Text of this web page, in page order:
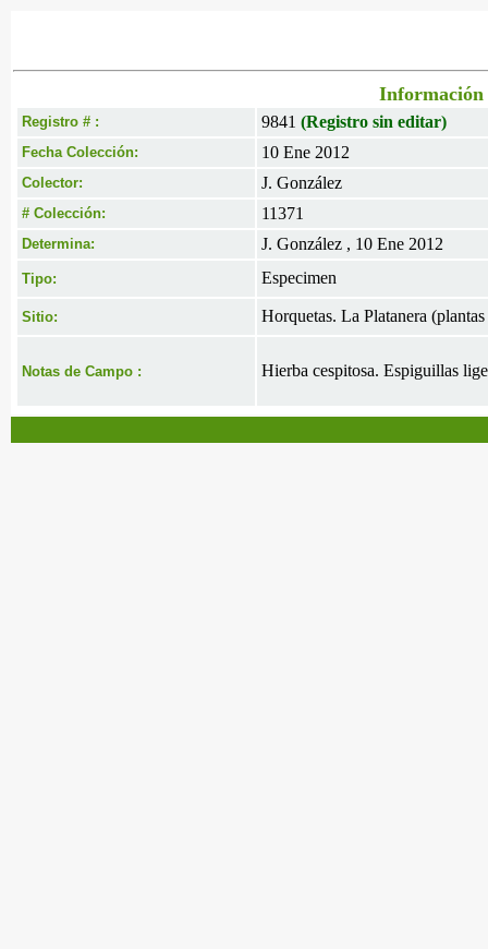
Información
Registro # : 9841 (Registro sin editar)
Fecha Colección: 10 Ene 2012
Colector: J. González
# Colección: 11371
Determina: J. González , 10 Ene 2012
Tipo: Especimen
Sitio: Horquetas. La Platanera
Notas de Campo : Hierba cespitosa. Espiguillas